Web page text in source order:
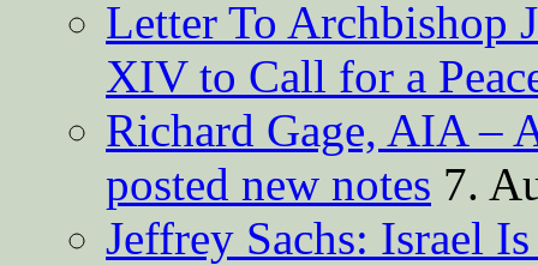
Letter To Archbishop
XIV to Call for a
Richard Gage, AIA –
posted new notes 7.
Jeffrey Sachs: Israel